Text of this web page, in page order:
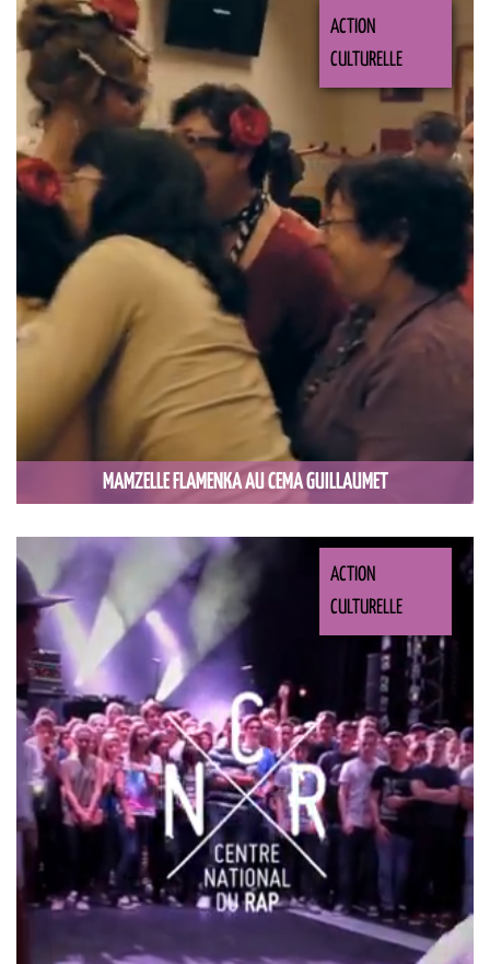
MAMZELLE FLAMENKA AU CEMA GUILLAUMET
ACTION
CULTURELLE
ACTION
CULTURELLE